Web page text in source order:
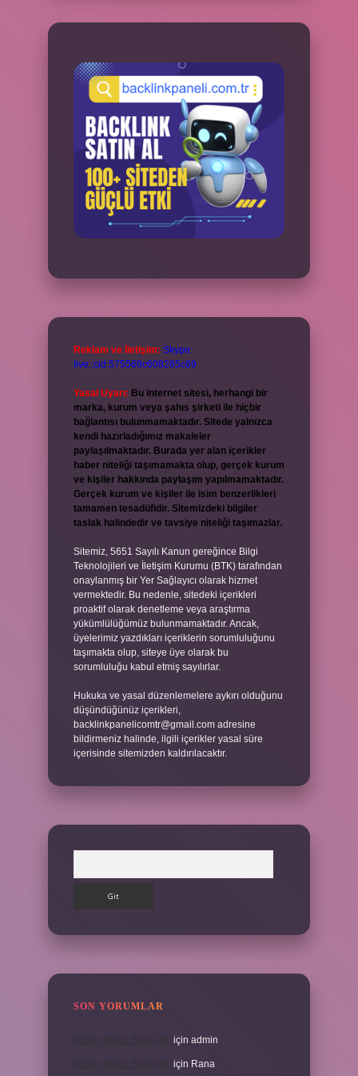
Reklam ve İletişim: Skype:
live:.cid.575569c608265c69
Yasal Uyarı: Bu internet sitesi, herhangi bir
marka, kurum veya şahıs şirketi ile hiçbir
bağlantısı bulunmamaktadır. Sitede yalnızca
kendi hazırladığımız makaleler
paylaşılmaktadır. Burada yer alan içerikler
haber niteliği taşımamakta olup, gerçek kurum
ve kişiler hakkında paylaşım yapılmamaktadır.
Gerçek kurum ve kişiler ile isim benzerlikleri
tamamen tesadüfidir. Sitemizdeki bilgiler
taslak halindedir ve tavsiye niteliği taşımazlar.
Sitemiz, 5651 Sayılı Kanun gereğince Bilgi
Teknolojileri ve İletişim Kurumu (BTK) tarafından
onaylanmış bir Yer Sağlayıcı olarak hizmet
vermektedir. Bu nedenle, sitedeki içerikleri
proaktif olarak denetleme veya araştırma
yükümlülüğümüz bulunmamaktadır. Ancak,
üyelerimiz yazdıkları içeriklerin sorumluluğunu
taşımakta olup, siteye üye olarak bu
sorumluluğu kabul etmiş sayılırlar.
Hukuka ve yasal düzenlemelere aykırı olduğunu
düşündüğünüz içerikleri,
backlinkpanelicomtr@gmail.com adresine
bildirmeniz halinde, ilgili içerikler yasal süre
içerisinde sitemizden kaldırılacaktır.
SON YORUMLAR
için admin
için Rana